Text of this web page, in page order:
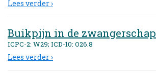
Lees verder ›
Buikpijn in de zwangerschap
ICPC-2: W29; ICD-10: O26.8
Lees verder ›